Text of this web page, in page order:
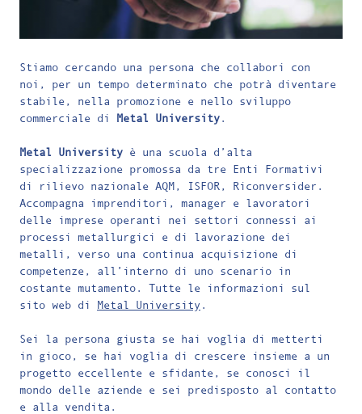
Stiamo cercando una persona che collabori con
noi, per un tempo determinato che potrà diventare
stabile, nella promozione e nello sviluppo
commerciale di Metal University.
Metal University è una scuola d’alta
specializzazione promossa da tre Enti Formativi
di rilievo nazionale AQM, ISFOR, Riconversider.
Accompagna imprenditori, manager e lavoratori
delle imprese operanti nei settori connessi ai
processi metallurgici e di lavorazione dei
metalli, verso una continua acquisizione di
competenze, all’interno di uno scenario in
costante mutamento. Tutte le informazioni sul
sito web di Metal University .
Sei la persona giusta se hai voglia di metterti
in gioco, se hai voglia di crescere insieme a un
progetto eccellente e sfidante, se conosci il
mondo delle aziende e sei predisposto al contatto
e alla vendita.